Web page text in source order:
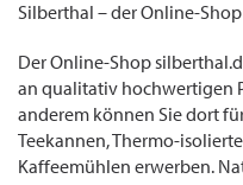
Silberthal – der Online-
Der Online-Shop
an qualitativ hochwertigen
anderem können Sie dort
Teekannen, Thermo-
Kaffeemühlen erwerben.